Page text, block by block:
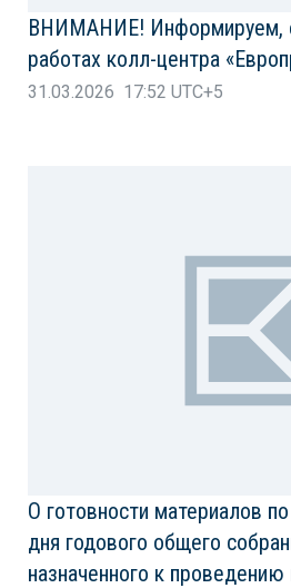
ВНИМАНИЕ! Информируем, о
работах колл-центра
31.03.2026 17:52 UTC+5
О готовности материалов
дня годового общего
назначенного к